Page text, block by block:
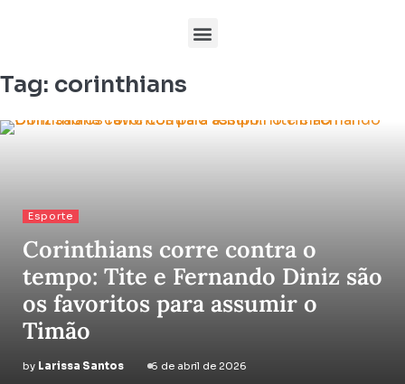
Tag: corinthians
Esporte
Corinthians corre contra o
tempo: Tite e Fernando Diniz são
os favoritos para assumir o
Timão
by Larissa Santos 6 de abril de 2026